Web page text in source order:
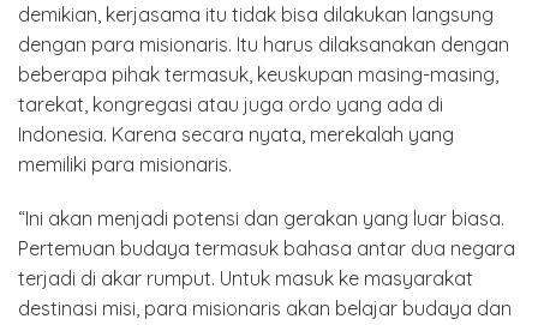
demikian, kerjasama itu tidak bisa dilakukan langsung
dengan para misionaris. Itu harus dilaksanakan dengan
beberapa pihak termasuk, keuskupan masing-masing,
tarekat, kongregasi atau juga ordo yang ada di
Indonesia. Karena secara nyata, merekalah yang
memiliki para misionaris.
“Ini akan menjadi potensi dan gerakan yang luar biasa.
Pertemuan budaya termasuk bahasa antar dua negara
terjadi di akar rumput. Untuk masuk ke masyarakat
destinasi misi, para misionaris akan belajar budaya dan